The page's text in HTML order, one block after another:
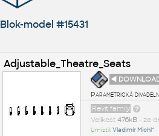
Blok-model #15431
Adjustable_Theatre_Seats
◄
Parametrická
Revit family
Velikost 476kB• ze
Umístil:Vladimír Michl^ •